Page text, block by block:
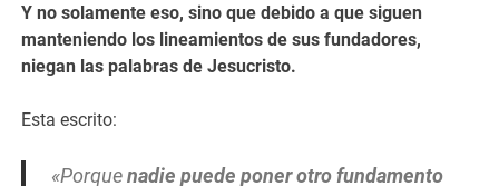
Y no solamente eso, sino que debido a que siguen
manteniendo los lineamientos de sus fundadores,
niegan las palabras de Jesucristo.
Esta escrito:
«Porquenadie puede poner otro fundamento